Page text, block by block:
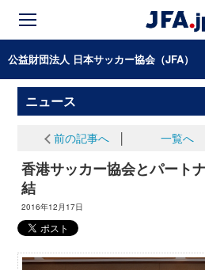
公益財団法人 日本サッカー協会（JFA）
ニュース
前の記事へ 一覧へ
香港サッカー協会とパート
結
2016年12月17日